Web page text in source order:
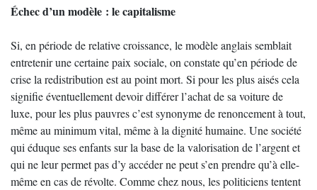
Échec d’un modèle : le capitalisme
Si, en période de relative croissance, le modèle anglais semblait
entretenir une certaine paix sociale, on constate qu’en période de
crise la redistribution est au point mort. Si pour les plus aisés cela
signifie éventuellement devoir différer l’achat de sa voiture de
luxe, pour les plus pauvres c’est synonyme de renoncement à tout,
même au minimum vital, même à la dignité humaine. Une société
qui éduque ses enfants sur la base de la valorisation de l’argent et
qui ne leur permet pas d’y accéder ne peut s’en prendre qu’à elle-
même en cas de révolte. Comme chez nous, les politiciens tentent